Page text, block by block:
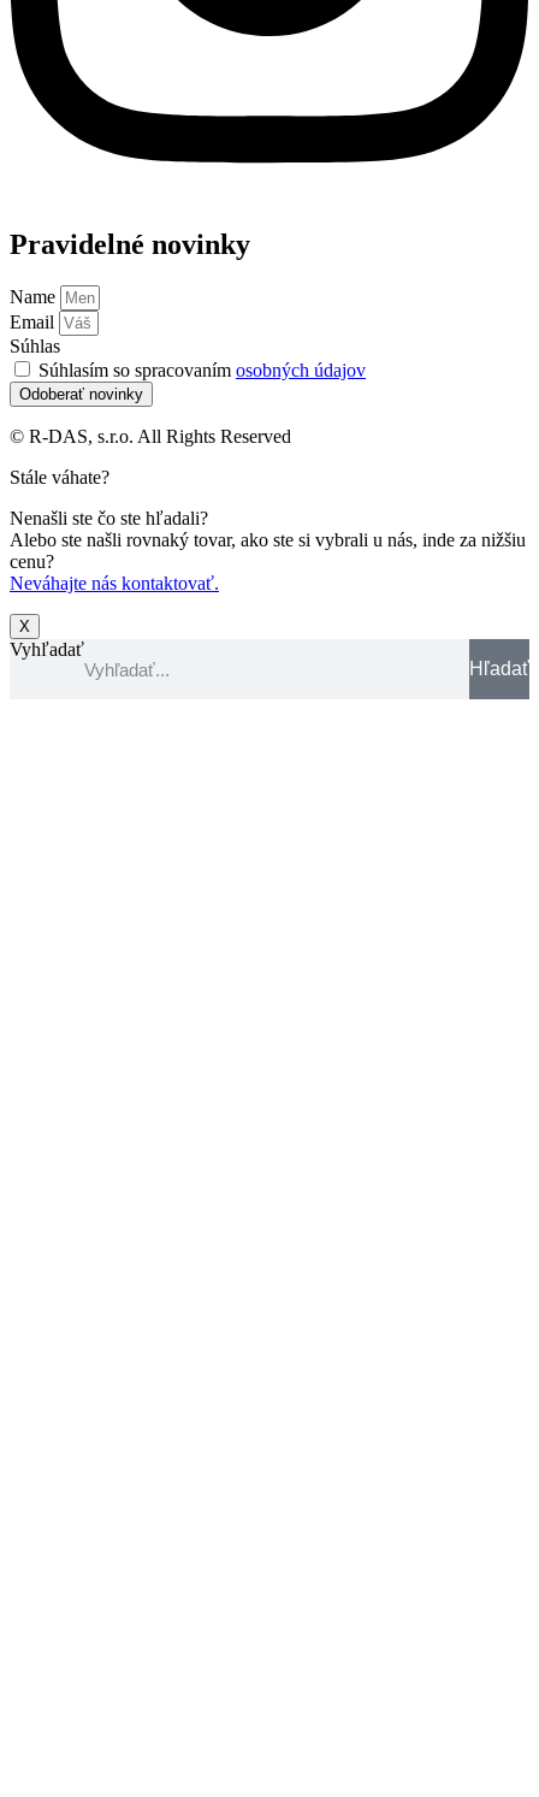
Pravidelné novinky
Name
Email
Súhlas
Súhlasím so spracovaním osobných údajov
Odoberať novinky
© R-DAS, s.r.o. All Rights Reserved
Stále váhate?
Nenašli ste čo ste hľadali?
Alebo ste našli rovnaký tovar, ako ste si vybrali u nás, inde za nižšiu
cenu?
Neváhajte nás kontaktovať.
X
Vyhľadať
Hľadať